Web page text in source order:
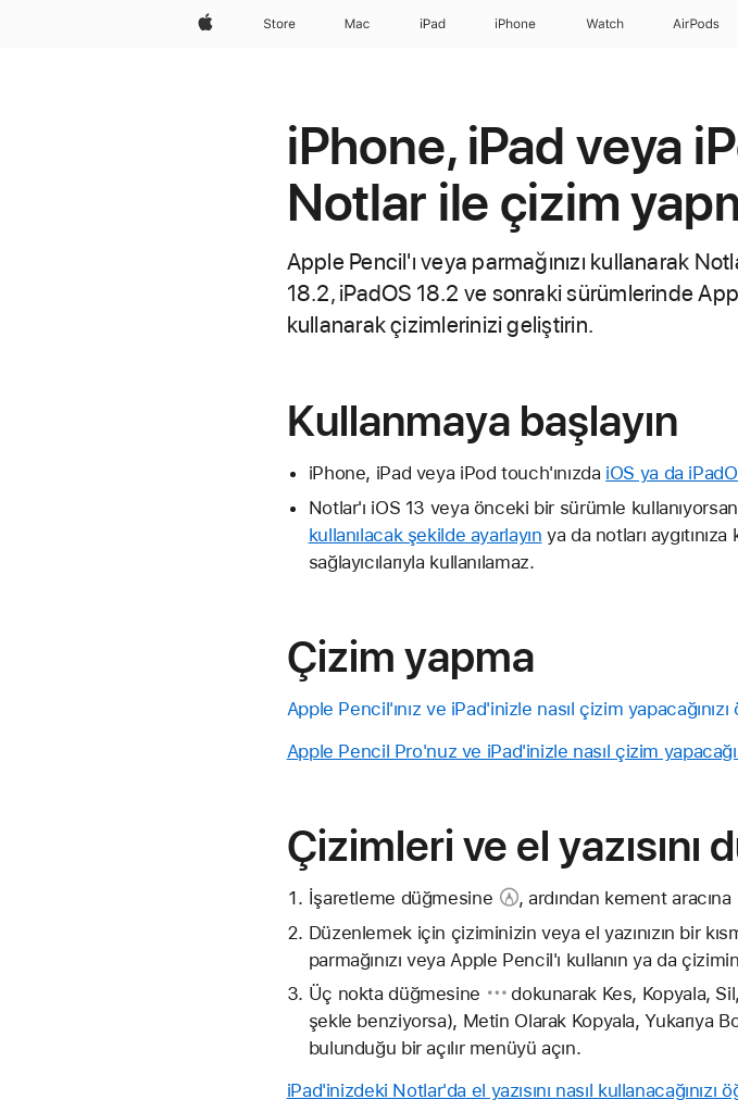
wzlhp Store Mac iPad iPhone Watch AirPods
iPhone, iPad veya
Notlar ile çizim
Apple Pencil'ı veya parmağınızı kullanarak
18.2, iPadOS 18.2 ve sonraki sürümlerinde
kullanarak çizimlerinizi geliştirin.
Kullanmaya başlayın
iPhone, iPad veya iPod touch'ınızda iOS ya da
Notlar'ı iOS 13 veya önceki bir sürümle
kullanılacak şekilde ayarlayın ya da notları
sağlayıcılarıyla kullanılamaz.
Çizim yapma
Apple Pencil'ınız ve iPad'inizle nasıl çizim
Apple Pencil Pro'nuz ve iPad'inizle nasıl çizim
Çizimleri ve el yazısını
İşaretleme düğmesine , ardından kement aracına
Düzenlemek için çiziminizin veya el yazınızın bir
parmağınızı veya Apple Pencil'ı kullanın ya da
Üç noktadüğmesine
dokunarak Kes, Kopyala,
şekle benziyorsa), Metin Olarak Kopyala, Yukarıya
bulunduğu bir açılır menüyü açın.
iPad'inizdeki Notlar'da el yazısını nasıl kullanacağınızı